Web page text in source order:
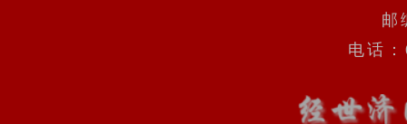
邮
电话